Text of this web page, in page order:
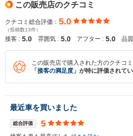
この販売店のクチコミ
クチコミ総合評価： 5.0
（投稿数13件）
接客 : 5.0 雰囲気 : 5.0 アフター : 5.0 品
この販売店で購入された方のクチコ
「 接客の満足度 」が特に評価されて
最近車を買いました
総合評価 5
入力途中の情報を保
※保存された情報は